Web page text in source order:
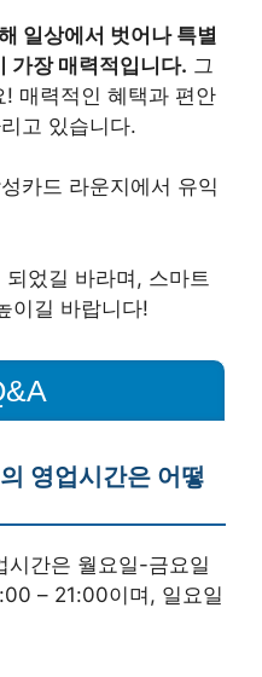
일상에서 벗어나 특별
가장 매력적입니다. 그
매력적인 혜택과 편안
고 있습니다.
카드 라운지에서 유익
었길 바라며, 스마트
이길 바랍니다!
영업시간은 어떻
시간은 월요일-금요일
– 21:00이며, 일요일